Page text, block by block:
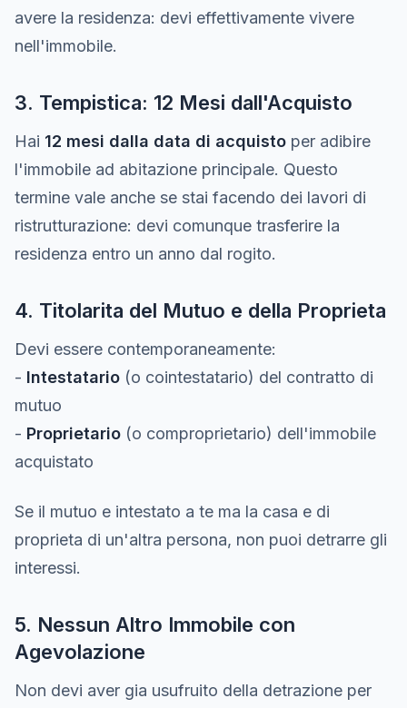
avere la residenza: devi effettivamente vivere
nell'immobile.
3. Tempistica: 12 Mesi dall'Acquisto
Hai 12 mesi dalla data di acquisto per adibire
l'immobile ad abitazione principale. Questo
termine vale anche se stai facendo dei lavori di
ristrutturazione: devi comunque trasferire la
residenza entro un anno dal rogito.
4. Titolarita del Mutuo e della Proprieta
Devi essere contemporaneamente:
- Intestatario (o cointestatario) del contratto di
mutuo
- Proprietario (o comproprietario) dell'immobile
acquistato
Se il mutuo e intestato a te ma la casa e di
proprieta di un'altra persona, non puoi detrarre gli
interessi.
5. Nessun Altro Immobile con
Agevolazione
Non devi aver gia usufruito della detrazione per